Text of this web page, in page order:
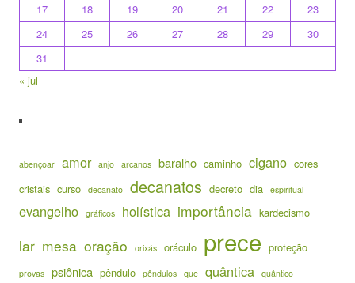
17
18 19 20 21 22
23
24
25 26 27 28 29
30
31
« jul
abençoar amor anjo arcanos baralho caminho cigano cores
cristais curso decanato decanatos decreto dia espiritual
evangelho gráficos holística importância kardecismo
lar mesa oração orixás oráculo prece proteção
provas psiônica pêndulo pêndulos que quântica quântico